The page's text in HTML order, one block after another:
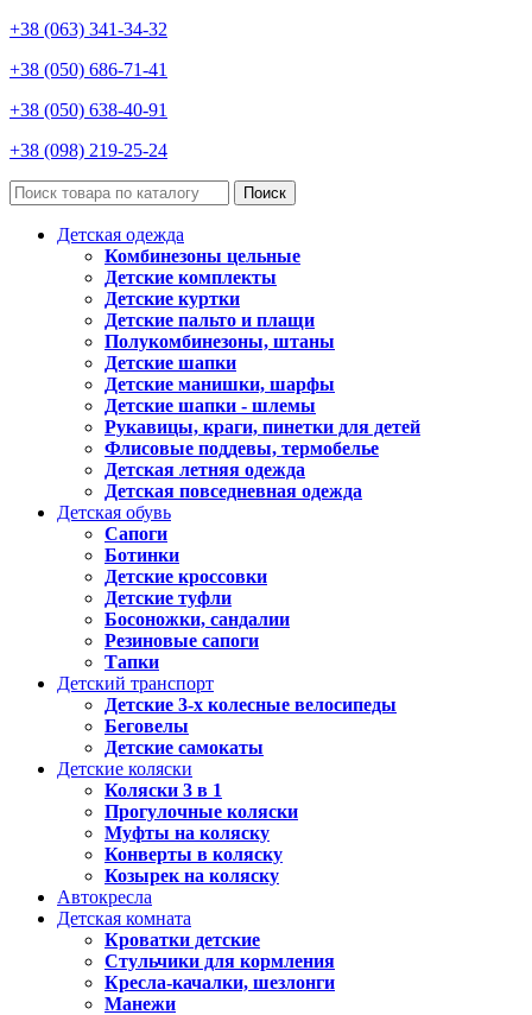
+38 (063) 341-34-32
+38 (050) 686-71-41
+38 (050) 638-40-91
+38 (098) 219-25-24
Поиск
Детская одежда
Комбинезоны цельные
Детские комплекты
Детские куртки
Детские пальто и плащи
Полукомбинезоны, штаны
Детские шапки
Детские манишки, шарфы
Детские шапки - шлемы
Рукавицы, краги, пинетки для детей
Флисовые поддевы, термобелье
Детская летняя одежда
Детская повседневная одежда
Детская обувь
Сапоги
Ботинки
Детские кроссовки
Детские туфли
Босоножки, сандалии
Резиновые сапоги
Тапки
Детский транспорт
Детские 3-х колесные велосипеды
Беговелы
Детские самокаты
Детские коляски
Коляски 3 в 1
Прогулочные коляски
Муфты на коляску
Конверты в коляску
Козырек на коляску
Автокресла
Детская комната
Кроватки детские
Стульчики для кормления
Кресла-качалки, шезлонги
Манежи